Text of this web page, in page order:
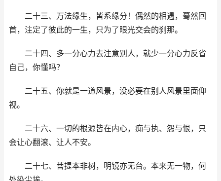
二十三、万法缘生，皆系缘分！偶然的相遇，蓦然回
首，注定了彼此的一生，只为了眼光交会的刹那。
二十四、多一分心力去注意别人，就少一分心力反省
自己，你懂吗？
二十五、你就是一道风景，没必要在别人风景里面仰
视。
二十六、一切的根源皆在内心，痴与执、怨与恨，只
会让心翻滚、让人不安。
二十七、菩提本非树，明镜亦无台。本来无一物，何